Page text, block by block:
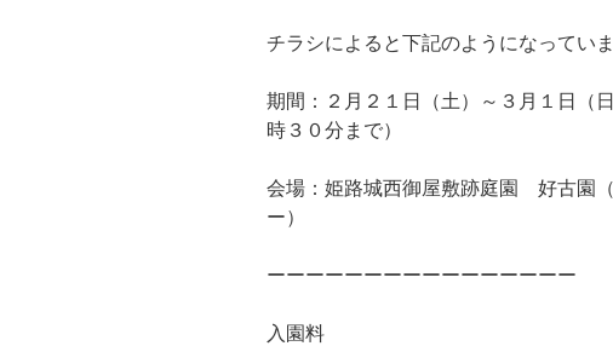
チラシによると下記のようになっていま
期間：２月２１日（土）～３月１日（
時３０分まで）
会場：姫路城西御屋敷跡庭園 好古園
ー）
ーーーーーーーーーーーーーーーー
入園料